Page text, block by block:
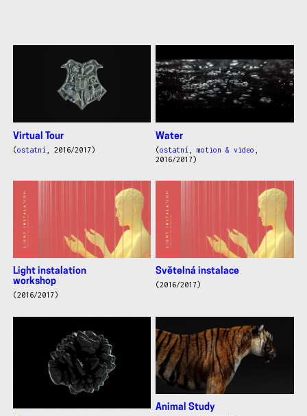
další
práce
Virtual Tour
(ostatní , 2016/2017)
Water
(ostatní ,motion & video
2016/2017)
Light instalation
workshop
(2016/2017)
Světelná instalace
(2016/2017)
Animal Study